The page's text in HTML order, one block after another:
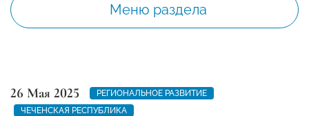
Меню раздела
26 Мая 2025
РЕГИОНАЛЬНОЕ РАЗВИТИЕ
ЧЕЧЕНСКАЯ РЕСПУБЛИКА